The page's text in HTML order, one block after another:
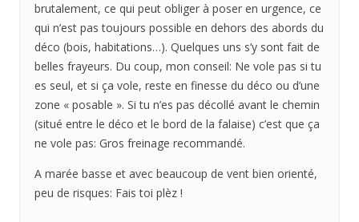
brutalement, ce qui peut obliger à poser en urgence, ce
qui n’est pas toujours possible en dehors des abords du
déco (bois, habitations…). Quelques uns s’y sont fait de
belles frayeurs. Du coup, mon conseil: Ne vole pas si tu
es seul, et si ça vole, reste en finesse du déco ou d’une
zone « posable ». Si tu n’es pas décollé avant le chemin
(situé entre le déco et le bord de la falaise) c’est que ça
ne vole pas: Gros freinage recommandé.
A marée basse et avec beaucoup de vent bien orienté,
peu de risques: Fais toi plèz !